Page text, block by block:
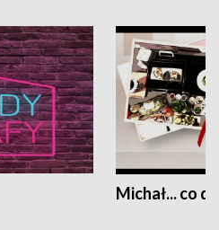
Michał... co